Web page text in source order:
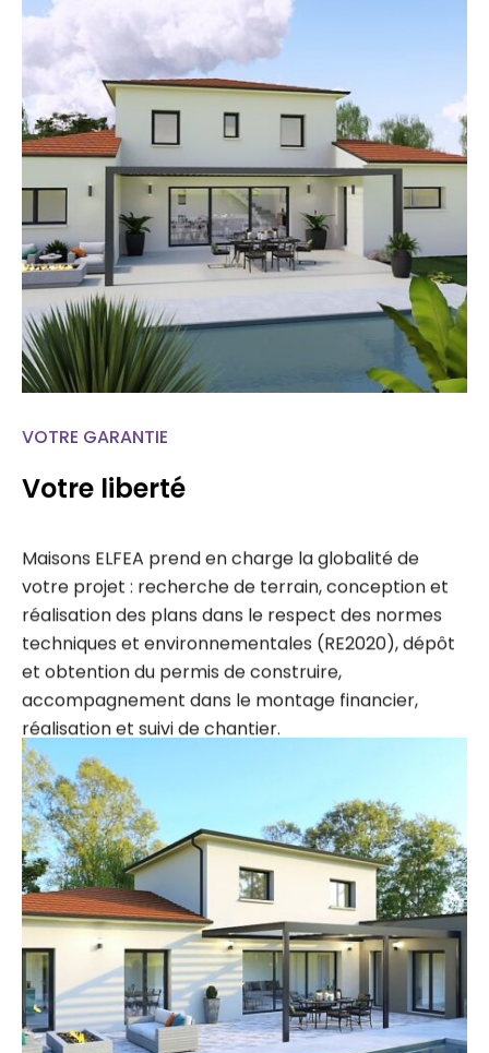
VOTRE GARANTIE
Votre liberté
votre projet : recherche de terrain, conception et
réalisation des plans dans le respect des normes
techniques et environnementales (RE2020), dépôt
et obtention du permis de construire,
accompagnement dans le montage financier,
réalisation et suivi de chantier.